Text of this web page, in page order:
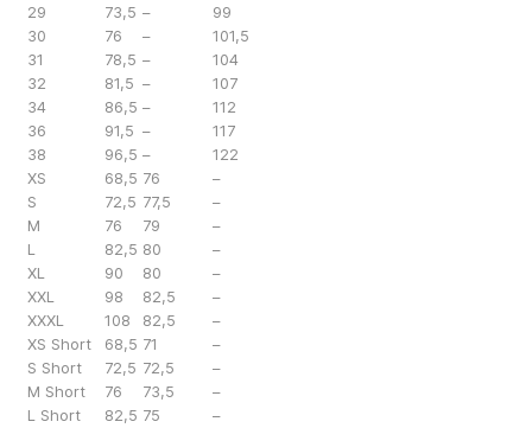
29
73,5 –
99
30
76 –
101,5
31
78,5 –
104
32
81,5 –
107
34
86,5 –
112
36
91,5 –
117
38
96,5 –
122
XS
68,5 76
–
S
72,5 77,5
–
M
76 79
–
L
82,5 80
–
XL
90 80
–
XXL
98 82,5
–
XXXL
108 82,5
–
XS Short
68,5 71
–
S Short
72,5 72,5
–
M Short
76 73,5
–
L Short
82,5 75
–